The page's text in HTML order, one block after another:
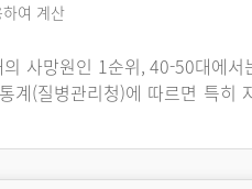
여 계산
사망원인 1순위, 40-50대에서
(질병관리청)에 따르면 특히